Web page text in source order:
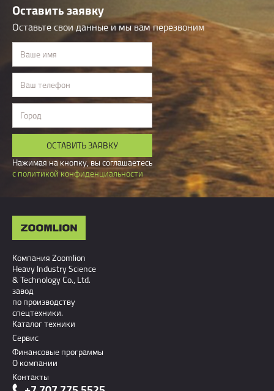
Оставить заявку
Оставьте свои данные и мы вам перезвоним
Ваше имя
Ваш телефон
Город
ОСТАВИТЬ ЗАЯВКУ
Нажимая на кнопку, вы соглашаетесь
с политикой конфиденциальности
Компания Zoomlion
Heavy Industry Science
& Technology Co., Ltd.
завод
по производству
спецтехники.
Каталог техники
Сервис
Финансовые программы
О компании
Контакты